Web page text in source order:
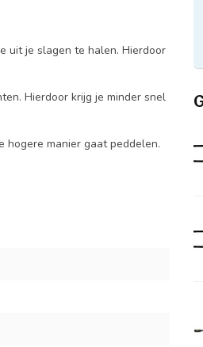
uit je slagen te halen. Hierdoor
Hierdoor krijg je minder snel
hogere manier gaat peddelen.